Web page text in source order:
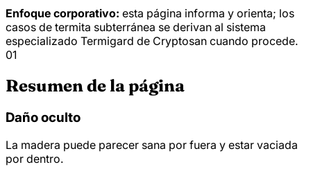
Enfoque corporativo: esta página informa y orienta; los
casos de termita subterránea se derivan al sistema
especializado Termigard de Cryptosan cuando procede.
01
Resumen de la página
Daño oculto
La madera puede parecer sana por fuera y estar vaciada
por dentro.